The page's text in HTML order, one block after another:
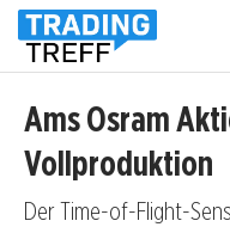
Ams Osram
Vollproduktion
Der Time-of-Flight-